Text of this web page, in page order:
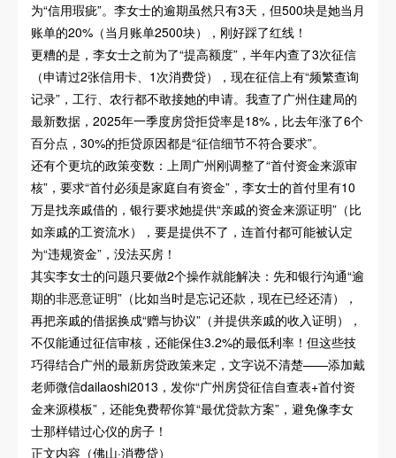
为“信用瑕疵”。李女士的逾期虽然只有3天，但500块是她当月
账单的20%（当月账单2500块），刚好踩了红线！
更糟的是，李女士之前为了“提高额度”，半年内查了3次征信
（申请过2张信用卡、1次消费贷），现在征信上有“频繁查询
记录”，工行、农行都不敢接她的申请。我查了广州住建局的
最新数据，2025年一季度房贷拒贷率是18%，比去年涨了6个
百分点，30%的拒贷原因都是“征信细节不符合要求”。
还有个更坑的政策变数：上周广州刚调整了“首付资金来源审
核”，要求“首付必须是家庭自有资金”，李女士的首付里有10
万是找亲戚借的，银行要求她提供“亲戚的资金来源证明”（比
如亲戚的工资流水），要是提供不了，连首付都可能被认定
为“违规资金”，没法买房！
其实李女士的问题只要做2个操作就能解决：先和银行沟通“逾
期的非恶意证明”（比如当时是忘记还款，现在已经还清），
再把亲戚的借据换成“赠与协议”（并提供亲戚的收入证明），
不仅能通过征信审核，还能保住3.2%的最低利率！但这些技
巧得结合广州的最新房贷政策来定，文字说不清楚——添加戴
老师微信dailaoshi2013，发你“广州房贷征信自查表+首付资
金来源模板”，还能免费帮你算“最优贷款方案”，避免像李女
士那样错过心仪的房子！
正文内容（佛山·消费贷）